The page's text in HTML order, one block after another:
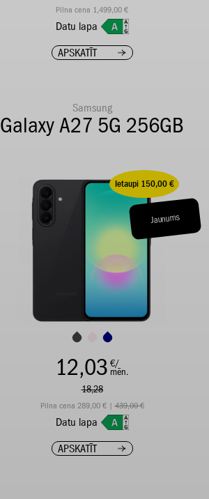
Pilna cena 1,499,00 €
Datu lapa
APSKATĪT
Samsung
Galaxy A27 5G 256GB
Ietaupi 150,00 €
Jaunums
12,03 €/
mēn.
18,28
Pilna cena 289,00 € |439,00 €
Datu lapa
APSKATĪT